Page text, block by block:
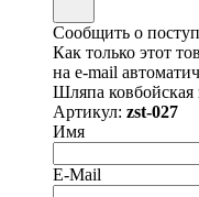
Сообщить о
Как только этот
на e-mail
Шляпа ковбойская
Артикул: zst-027
Имя
E-Mail